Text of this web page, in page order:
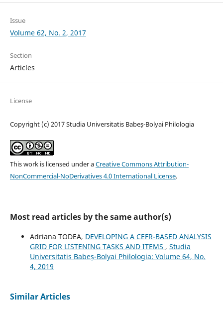
Issue
Volume 62, No. 2, 2017
Section
Articles
License
Copyright (c) 2017 Studia Universitatis Babeș-Bolyai Philologia
This work is licensed under aCreative Commons Attribution-
NonCommercial-NoDerivatives 4.0 International License.
Most read articles by the same author(s)
Adriana TODEA, DEVELOPING A CEFR-BASED ANALYSIS
GRID FOR LISTENING TASKS AND ITEMS , Studia
Universitatis Babeș-Bolyai Philologia: Volume 64, No.
4, 2019
Similar Articles